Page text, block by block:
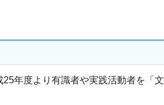
年度より有識者や実践活動者を「